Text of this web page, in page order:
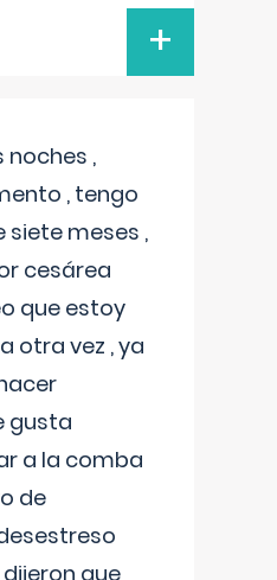
+
noches ,
, tengo
siete meses ,
cesárea
que estoy
otra vez , ya
gusta
a la comba
de
que